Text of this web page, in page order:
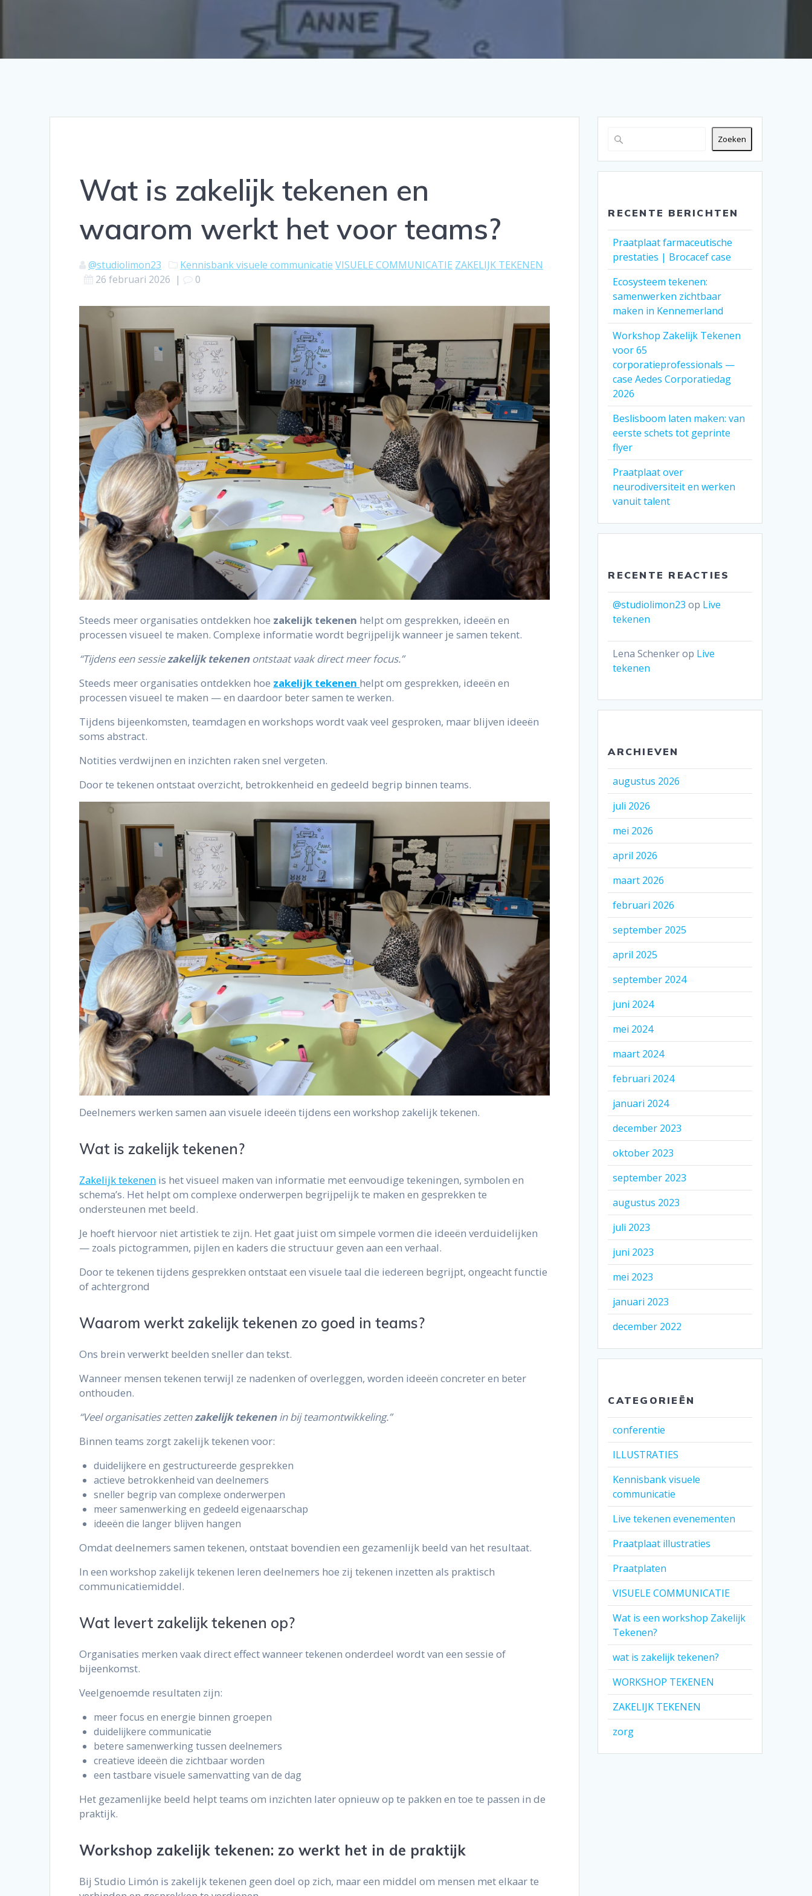
Wat is zakelijk tekenen en
waarom werkt het voor teams?
@studiolimon23 Kennisbank visuele communicatie VISUELE COMMUNICATIE ZAKELIJK TEKENEN
26 februari 2026 | 0
Steeds meer organisaties ontdekken hoe zakelijk tekenen helpt om gesprekken, ideeën en
processen visueel te maken. Complexe informatie wordt begrijpelijk wanneer je samen tekent.
“Tijdens een sessiezakelijk tekenenontstaat vaak direct meer focus.”
Steeds meer organisaties ontdekken hoe zakelijk tekenen helpt om gesprekken, ideeën en
processen visueel te maken — en daardoor beter samen te werken.
Tijdens bijeenkomsten, teamdagen en workshops wordt vaak veel gesproken, maar blijven ideeën
soms abstract.
Notities verdwijnen en inzichten raken snel vergeten.
Door te tekenen ontstaat overzicht, betrokkenheid en gedeeld begrip binnen teams.
Deelnemers werken samen aan visuele ideeën tijdens een workshop zakelijk tekenen.
Wat is zakelijk tekenen?
Zakelijk tekenen is het visueel maken van informatie met eenvoudige tekeningen, symbolen en
schema’s. Het helpt om complexe onderwerpen begrijpelijk te maken en gesprekken te
ondersteunen met beeld.
Je hoeft hiervoor niet artistiek te zijn. Het gaat juist om simpele vormen die ideeën verduidelijken
— zoals pictogrammen, pijlen en kaders die structuur geven aan een verhaal.
Door te tekenen tijdens gesprekken ontstaat een visuele taal die iedereen begrijpt, ongeacht functie
of achtergrond
Waarom werkt zakelijk tekenen zo goed in teams?
Ons brein verwerkt beelden sneller dan tekst.
Wanneer mensen tekenen terwijl ze nadenken of overleggen, worden ideeën concreter en beter
onthouden.
“Veel organisaties zettenzakelijk tekenenin bij teamontwikkeling.”
Binnen teams zorgt zakelijk tekenen voor:
duidelijkere en gestructureerde gesprekken
actieve betrokkenheid van deelnemers
sneller begrip van complexe onderwerpen
meer samenwerking en gedeeld eigenaarschap
ideeën die langer blijven hangen
Omdat deelnemers samen tekenen, ontstaat bovendien een gezamenlijk beeld van het resultaat.
In een workshop zakelijk tekenen leren deelnemers hoe zij tekenen inzetten als praktisch
communicatiemiddel.
Wat levert zakelijk tekenen op?
Organisaties merken vaak direct effect wanneer tekenen onderdeel wordt van een sessie of
bijeenkomst.
Veelgenoemde resultaten zijn:
meer focus en energie binnen groepen
duidelijkere communicatie
betere samenwerking tussen deelnemers
creatieve ideeën die zichtbaar worden
een tastbare visuele samenvatting van de dag
Het gezamenlijke beeld helpt teams om inzichten later opnieuw op te pakken en toe te passen in de
praktijk.
Workshop zakelijk tekenen: zo werkt het in de praktijk
Bij Studio Limón is zakelijk tekenen geen doel op zich, maar een middel om mensen met elkaar te
Zoeken
RECENTE BERICHTEN
Praatplaat farmaceutische
prestaties | Brocacef case
Ecosysteem tekenen:
samenwerken zichtbaar
maken in Kennemerland
Workshop Zakelijk Tekenen
voor 65
corporatieprofessionals —
case Aedes Corporatiedag
2026
Beslisboom laten maken: van
eerste schets tot geprinte
flyer
Praatplaat over
neurodiversiteit en werken
vanuit talent
RECENTE REACTIES
@studiolimon23 op Live
tekenen
Lena Schenkerop Live
tekenen
ARCHIEVEN
augustus 2026
juli 2026
mei 2026
april 2026
maart 2026
februari 2026
september 2025
april 2025
september 2024
juni 2024
mei 2024
maart 2024
februari 2024
januari 2024
december 2023
oktober 2023
september 2023
augustus 2023
juli 2023
juni 2023
mei 2023
januari 2023
december 2022
CATEGORIEËN
conferentie
ILLUSTRATIES
Kennisbank visuele
communicatie
Live tekenen evenementen
Praatplaat illustraties
Praatplaten
VISUELE COMMUNICATIE
Wat is een workshop Zakelijk
Tekenen?
wat is zakelijk tekenen?
WORKSHOP TEKENEN
ZAKELIJK TEKENEN
zorg